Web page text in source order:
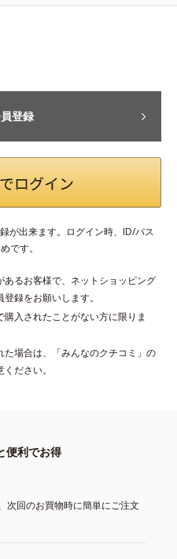
登録
が出来ます。ログイン時、ID/パス
です。
るお客様で、ネットショッピング
録をお願いします。
入されたことがない方に限りま
場合は、「みんなのクチコミ」の
ださい。
便利でお得
次回のお買物時に簡単にご注文